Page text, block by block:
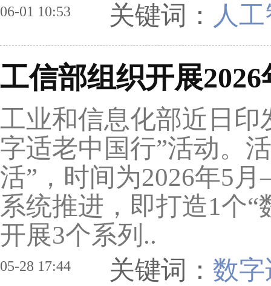
06-01 10:53 关键词： 人
工信部组织开展
工业和信息化部近日印
字适老中国行”活动。
活”，时间为2026年5
系统推进，即打造1个
开展3个系列..
05-28 17:44 关键词： 数